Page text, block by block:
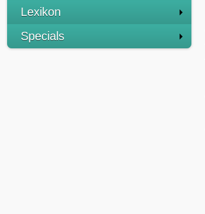
Lexikon
Specials